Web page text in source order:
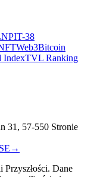
PIT-38
Web3Bitcoin
IndexTVL Ranking
31, 57-550 Stronie
→
Dane